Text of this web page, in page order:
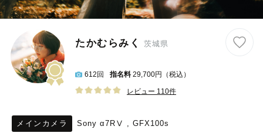
たかむらみく 茨城県
612回 指名料 29,700円（税込）
レビュー 110件
メインカメラ Sony α7RⅤ , GFX100s